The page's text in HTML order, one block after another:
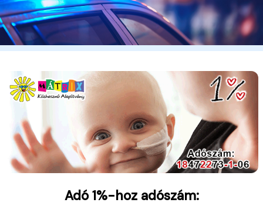
Adó 1%-hoz adószám: